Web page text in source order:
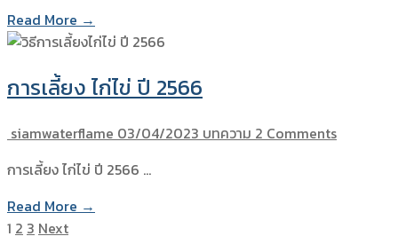
Read More →
การเลี้ยง ไก่ไข่ ปี 2566
siamwaterflame 03/04/2023 บทความ 2 Comments
การเลี้ยง ไก่ไข่ ปี 2566 …
Read More →
1 2 3 Next